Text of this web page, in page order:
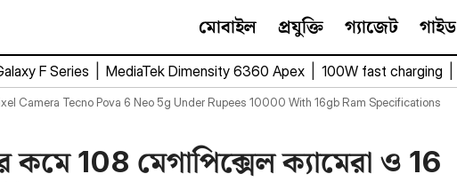
মোবাইল প্রযুক্তি গ্যাজেট গাইড
F Series MediaTek Dimensity 6360 Apex 100W fast charging
Camera Tecno Pova 6 Neo 5g Under Rupees 10000 With 16gb Ram Specifications
কমে 108 মেগাপিক্সেল ক্যামেরা ও 16